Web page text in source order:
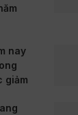
nay
giảm